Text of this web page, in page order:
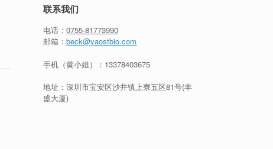
联系我们
电话：0755-81773990
邮箱：beck@yaostbio.com
手机（黄小姐）： 13378403675
地址：深圳市宝安区沙井镇上寮五区81号(丰
盛大厦)